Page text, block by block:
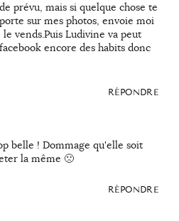
prévu, mais si quelque chose te
sur mes photos, envoie moi
vends.Puis Ludivine va peut
encore des habits donc
RÉPONDRE
belle ! Dommage qu'elle soit
la même 🙁
RÉPONDRE